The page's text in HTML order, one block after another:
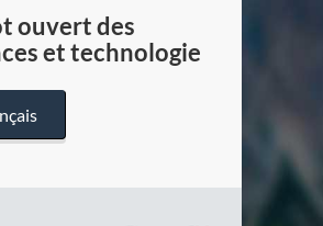
ouvert des
et technologie